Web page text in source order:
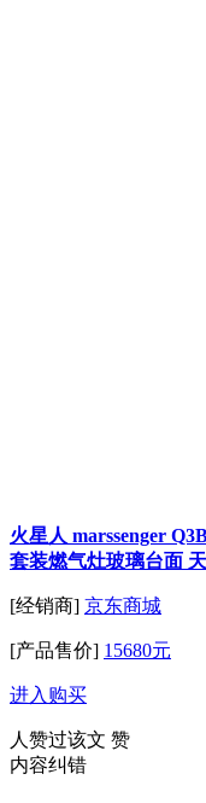
火星人 marssenger
套装燃气灶玻璃台面
[经销商] 京东商城
[产品售价] 15680元
进入购买
人赞过该文 赞
内容纠错